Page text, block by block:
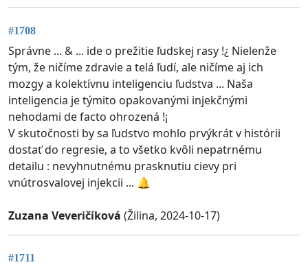
#1708
Správne ... & ... ide o prežitie ľudskej rasy !¿ Nielenže
tým, že ničíme zdravie a telá ľudí, ale ničíme aj ich
mozgy a kolektívnu inteligenciu ľudstva ... Naša
inteligencia je týmito opakovanými injekčnými
nehodami de facto ohrozená !¡
V skutočnosti by sa ľudstvo mohlo prvýkrát v histórii
dostať do regresie, a to všetko kvôli nepatrnému
detailu : nevyhnutnému prasknutiu cievy pri
vnútrosvalovej injekcii ... 🔔
Zuzana Veveričíková (Žilina, 2024-10-17)
#1711